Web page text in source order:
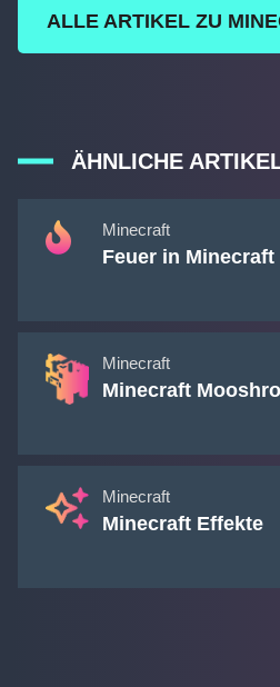
ALLE ARTIKEL ZU
ÄHNLICHE
Minecraft
Feuer in Minecraft
Minecraft
Minecraft
Minecraft
Minecraft Effekte